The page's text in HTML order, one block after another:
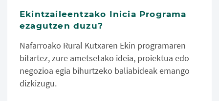
Ekintzaileentzako Inicia Programa
ezagutzen duzu?
Nafarroako Rural Kutxaren Ekin programaren
bitartez, zure ametsetako ideia, proiektua edo
negozioa egia bihurtzeko baliabideak emango
dizkizugu.